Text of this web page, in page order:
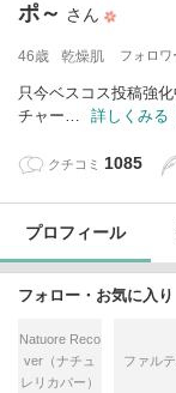
ポ～ さん
46歳 乾燥肌 フォロワ
只今ベスコス投稿強
チャー…
詳しくみる
クチコミ 1085
プロフィール
フォロー・お気に入り
Natuore Reco
ver（ナチュ
レリカバー）
ファル